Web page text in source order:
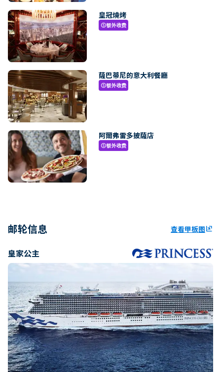
皇冠燒烤
paid额外收费
薩巴蒂尼的意大利餐廳
paid额外收费
阿爾弗雷多披薩店
paid额外收费
邮轮信息 查看甲板图ungroup
皇家公主